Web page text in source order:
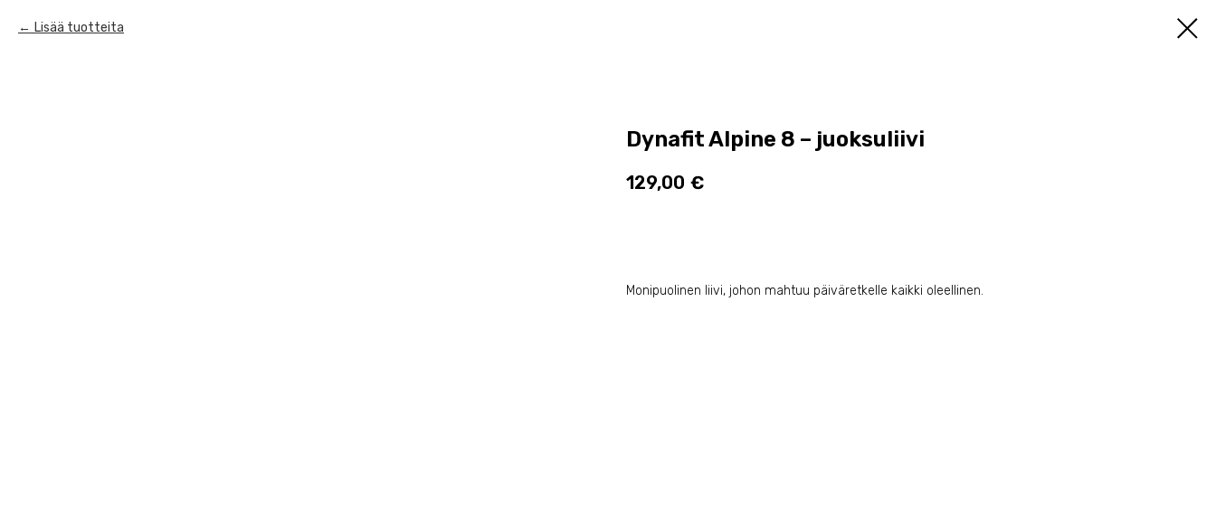
Lisää tuotteita
Dynafit Alpine 8 – juoksuliivi
129,00 €
Monipuolinen liivi, johon mahtuu päiväretkelle kaikki oleellinen.